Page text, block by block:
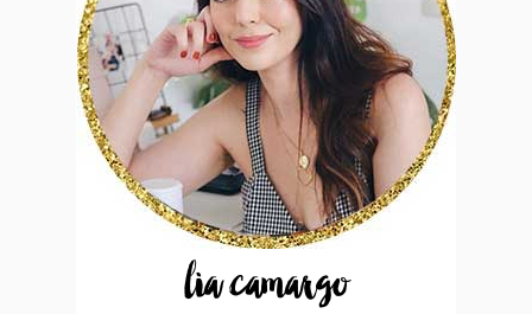
lia camargo